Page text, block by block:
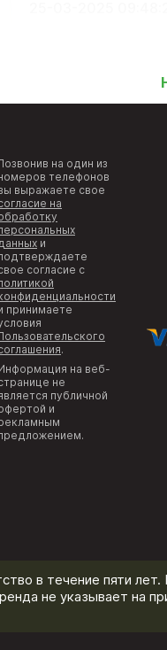
на один из
телефонов
выражаете свое
на
данных и
согласие с
принимаете
.
на веб-
не
публичной
и
в течение пяти
не указывает на